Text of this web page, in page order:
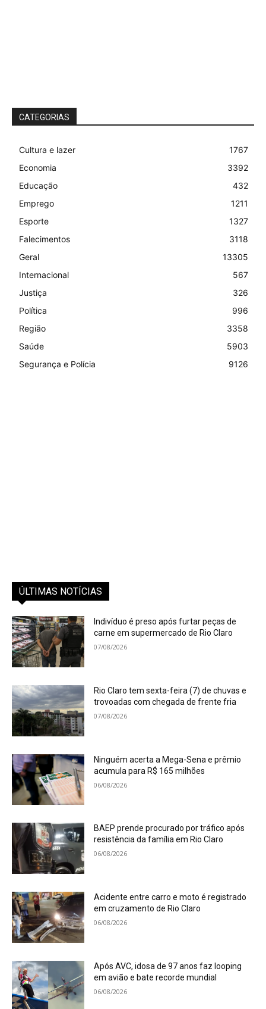
CATEGORIAS
Cultura e lazer
1767
Economia
3392
Educação
432
Emprego
1211
Esporte
1327
Falecimentos
3118
Geral
13305
Internacional
567
Justiça
326
Política
996
Região
3358
Saúde
5903
Segurança e Polícia
9126
ÚLTIMAS NOTÍCIAS
Indivíduo é preso após furtar peças de
carne em supermercado de Rio Claro
07/08/2026
Rio Claro tem sexta-feira (7) de chuvas e
trovoadas com chegada de frente fria
07/08/2026
Ninguém acerta a Mega-Sena e prêmio
acumula para R$ 165 milhões
06/08/2026
BAEP prende procurado por tráfico após
resistência da família em Rio Claro
06/08/2026
Acidente entre carro e moto é registrado
em cruzamento de Rio Claro
06/08/2026
Após AVC, idosa de 97 anos faz looping
em avião e bate recorde mundial
06/08/2026